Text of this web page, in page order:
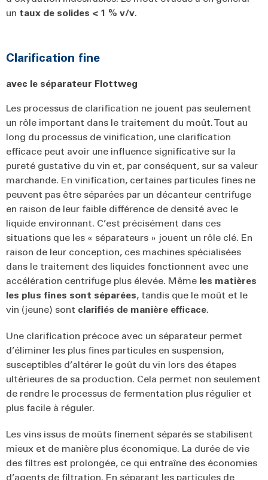
un taux de solides < 1 % v/v.
Clarification fine
avec le séparateur Flottweg
Les processus de clarification ne jouent pas seulement
un rôle important dans le traitement du moût. Tout au
long du processus de vinification, une clarification
efficace peut avoir une influence significative sur la
pureté gustative du vin et, par conséquent, sur sa valeur
marchande. En vinification, certaines particules fines ne
peuvent pas être séparées par un décanteur centrifuge
en raison de leur faible différence de densité avec le
liquide environnant. C’est précisément dans ces
situations que les « séparateurs » jouent un rôle clé. En
raison de leur conception, ces machines spécialisées
dans le traitement des liquides fonctionnent avec une
accélération centrifuge plus élevée. Même les matières
les plus fines sont séparées, tandis que le moût et le
vin (jeune) sont clarifiés de manière efficace.
Une clarification précoce avec un séparateur permet
d’éliminer les plus fines particules en suspension,
susceptibles d’altérer le goût du vin lors des étapes
ultérieures de sa production. Cela permet non seulement
de rendre le processus de fermentation plus régulier et
plus facile à réguler.
Les vins issus de moûts finement séparés se stabilisent
mieux et de manière plus économique. La durée de vie
des filtres est prolongée, ce qui entraîne des économies
d’agents de filtration. En séparant les particules de